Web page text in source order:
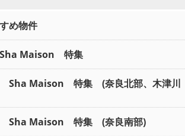
め物件
Maison 特集
Sha Maison 特集 (奈良北部、木津川
Sha Maison 特集 (奈良南部)